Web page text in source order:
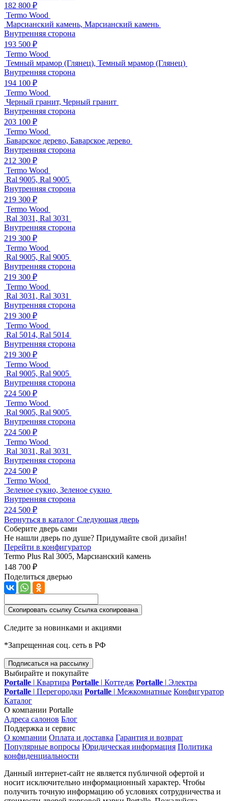
182 800 ₽
Termo Wood
Марсианский камень, Марсианский камень
Внутренняя сторона
193 500 ₽
Termo Wood
Темный мрамор (Глянец), Темный мрамор (Глянец)
Внутренняя сторона
194 100 ₽
Termo Wood
Черный гранит, Черный гранит
Внутренняя сторона
203 100 ₽
Termo Wood
Баварское дерево, Баварское дерево
Внутренняя сторона
212 300 ₽
Termo Wood
Ral 9005, Ral 9005
Внутренняя сторона
219 300 ₽
Termo Wood
Ral 3031, Ral 3031
Внутренняя сторона
219 300 ₽
Termo Wood
Ral 9005, Ral 9005
Внутренняя сторона
219 300 ₽
Termo Wood
Ral 3031, Ral 3031
Внутренняя сторона
219 300 ₽
Termo Wood
Ral 5014, Ral 5014
Внутренняя сторона
219 300 ₽
Termo Wood
Ral 9005, Ral 9005
Внутренняя сторона
224 500 ₽
Termo Wood
Ral 9005, Ral 9005
Внутренняя сторона
224 500 ₽
Termo Wood
Ral 3031, Ral 3031
Внутренняя сторона
224 500 ₽
Termo Wood
Зеленое сукно, Зеленое сукно
Внутренняя сторона
224 500 ₽
Вернуться в каталог Следующая дверь
Соберите дверь сами
Не нашли дверь по душе? Придумайте свой дизайн!
Перейти в конфигуратор
Termo Plus Ral 3005, Марсианский камень
148 700 ₽
Поделиться дверью
Скопировать ссылку Ссылка скопирована
Следите за новинками и акциями
*Запрещенная соц. сеть в РФ
Подписаться на рассылку
Выбирайте и покупайте
Portalle | Квартира Portalle | Коттедж Portalle | Электра
Portalle | Перегородки Portalle | Межкомнатные Конфигуратор
Каталог
О компании Portalle
Адреса салонов Блог
Поддержка и сервис
О компании Оплата и доставка Гарантия и возврат
Популярные вопросы Юридическая информация Политика
конфиденциальности
Данный интернет-сайт не является публичной офертой и
носит исключительно информационный характер. Чтобы
получить точную информацию об условиях сотрудничества и